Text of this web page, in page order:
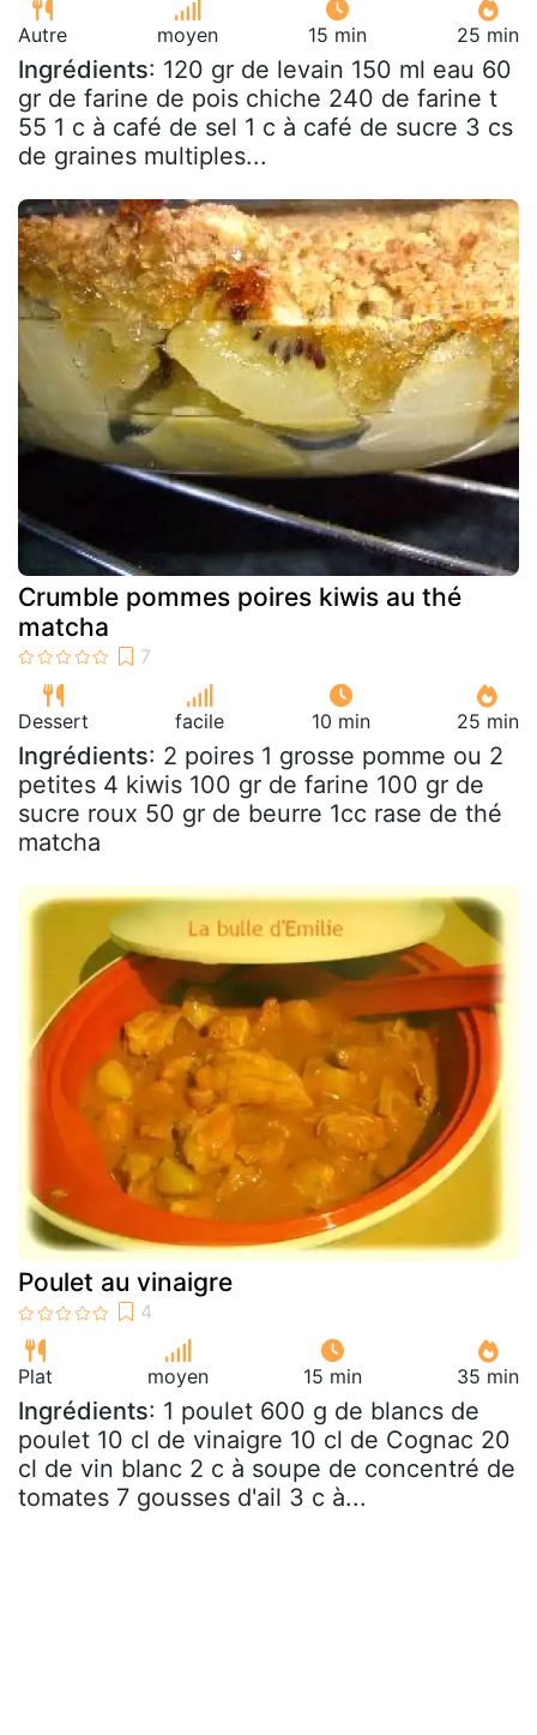
Autre moyen 15 min 25 min
Ingrédients: 120 gr de levain 150 ml eau 60
gr de farine de pois chiche 240 de farine t
55 1 c à café de sel 1 c à café de sucre 3 cs
de graines multiples...
Crumble pommes poires kiwis au thé
matcha
Dessert facile 10 min 25 min
Ingrédients: 2 poires 1 grosse pomme ou 2
petites 4 kiwis 100 gr de farine 100 gr de
sucre roux 50 gr de beurre 1cc rase de thé
matcha
Poulet au vinaigre
Plat moyen 15 min 35 min
Ingrédients: 1 poulet 600 g de blancs de
poulet 10 cl de vinaigre 10 cl de Cognac 20
cl de vin blanc 2 c à soupe de concentré de
tomates 7 gousses d'ail 3 c à...